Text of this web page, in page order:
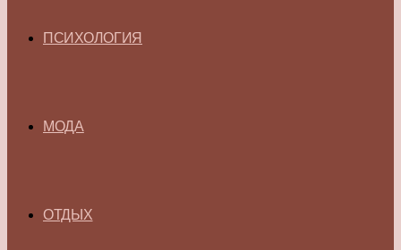
ПСИХОЛОГИЯ
МОДА
ОТДЫХ